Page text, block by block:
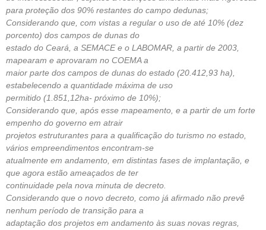
para proteção dos 90% restantes do campo dedunas;
Considerando que, com vistas a regular o uso de até 10% (dez
porcento) dos campos de dunas do
estado do Ceará, a SEMACE e o LABOMAR, a partir de 2003,
mapearam e aprovaram no COEMA a
maior parte dos campos de dunas do estado (20.412,93 ha),
estabelecendo a quantidade máxima de uso
permitido (1.851,12ha- próximo de 10%);
Considerando que, após esse mapeamento, e a partir de um forte
empenho do governo em atrair
projetos estruturantes para a qualificação do turismo no estado,
vários empreendimentos encontram-se
atualmente em andamento, em distintas fases de implantação, e
que agora estão ameaçados de ter
continuidade pela nova minuta de decreto.
Considerando que o novo decreto, como já afirmado não prevê
nenhum período de transição para a
adaptação dos projetos em andamento às suas novas regras,